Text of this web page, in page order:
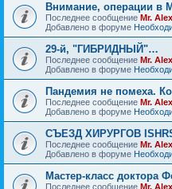
Внимание, операции в
Последнее сообщение Mr.
Добавлено в форуме
29-й, "ГИБРИДНЫЙ"…
Последнее сообщение Mr.
Добавлено в форуме
Пандемия не помеха.
Последнее сообщение Mr.
Добавлено в форуме
СЪЕЗД ХИРУРГОВ
Последнее сообщение Mr.
Добавлено в форуме
Мастер-класс доктора
Последнее сообщение Mr.